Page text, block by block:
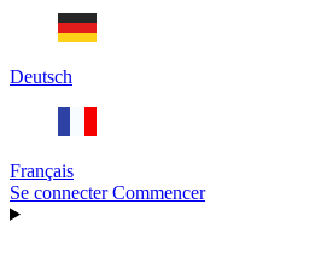
Deutsch
Français
Se connecterCommencer